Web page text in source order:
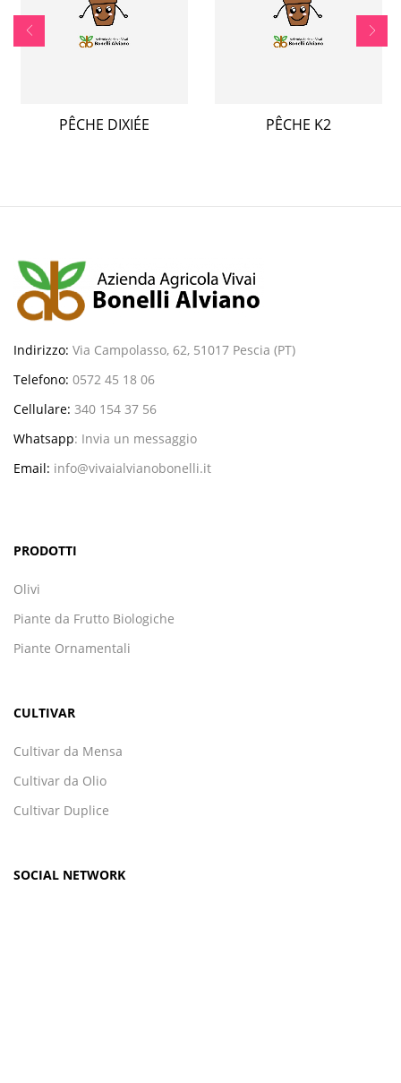
PÊCHE DIXIÉE PÊCHE K2
Indirizzo: Via Campolasso, 62, 51017 Pescia (PT)
Telefono: 0572 45 18 06
Cellulare: 340 154 37 56
Whatsapp: Invia un messaggio
Email: info@vivaialvianobonelli.it
PRODOTTI
Olivi
Piante da Frutto Biologiche
Piante Ornamentali
CULTIVAR
Cultivar da Mensa
Cultivar da Olio
Cultivar Duplice
SOCIAL NETWORK